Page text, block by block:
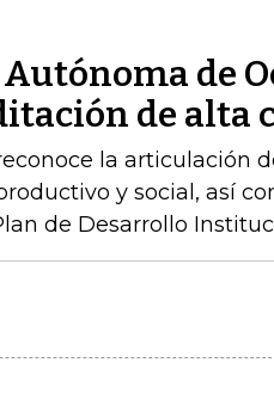
de
de alta
la articulación
y social, así
de Desarrollo